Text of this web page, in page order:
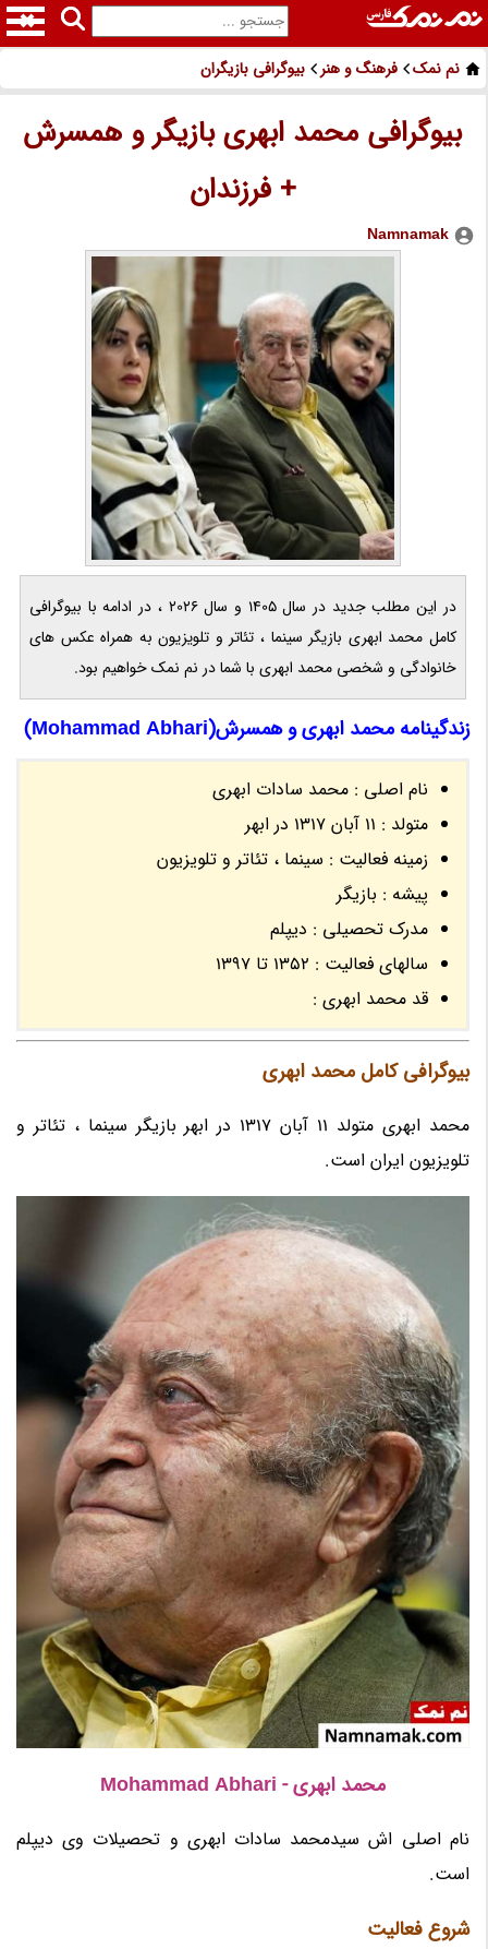
نم نمک فرهنگ و هنر بیوگرافی بازیگران
بیوگرافی محمد ابهری بازیگر و همسرش
+ فرزندان
Namnamak
در این مطلب جدید در سال 1405 و سال 2026 ، در ادامه با بیوگرافی
کامل محمد ابهری بازیگر سینما ، تئاتر و تلویزیون به همراه عکس های
خانوادگی و شخصی محمد ابهری با شما در نم نمک خواهیم بود.
زندگینامه محمد ابهری و همسرش(Mohammad Abhari)
نام اصلی : محمد سادات ابهری
متولد : 11 آبان 1317 در ابهر
زمینه فعالیت : سینما ، تئاتر و تلویزیون
پیشه : بازیگر
مدرک تحصیلی : دیپلم
سالهای فعالیت : 1352 تا 1397
قد محمد ابهری :
بیوگرافی کامل محمد ابهری
محمد ابهری متولد 11 آبان 1317 در ابهر بازیگر سینما ، تئاتر و
تلویزیون ایران است.
محمد ابهری - Mohammad Abhari
نام اصلی اش سیدمحمد سادات ابهری و تحصیلات وی دیپلم
است.
شروع فعالیت